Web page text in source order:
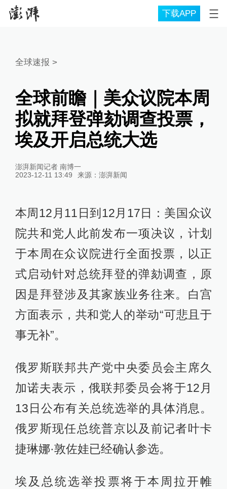
下载APP
全球速报 >
全球前瞻｜美众议院本周
拟就拜登弹劾调查投票，
埃及开启总统大选
澎湃新闻记者 南博一
2023-12-11 13:49
来源： 澎湃新闻
本周12月11日到12月17日：美国众议
院共和党人此前发布一项决议，计划
于本周在众议院进行全面投票，以正
式启动针对总统拜登的弹劾调查，原
因是拜登涉及其家族业务往来。白宫
方面表示，共和党人的举动“可悲且于
事无补”。
俄罗斯联邦共产党中央委员会主席久
加诺夫表示，俄联邦委员会将于12月
13日公布有关总统选举的具体消息。
俄罗斯现任总统普京以及前记者叶卡
捷琳娜·敦佐娃已经确认参选。
埃及总统选举投票将于本周拉开帷